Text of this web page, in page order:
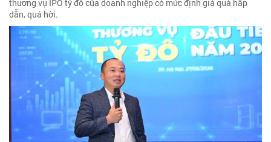
thương vụ IPO tỷ đô của doanh nghiệp có mức định giá quá hấp
dẫn, quá hời.